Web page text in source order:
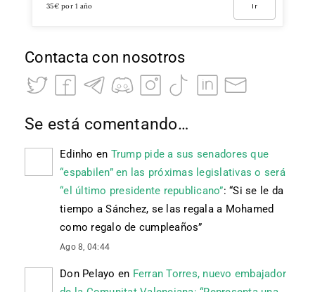
35€ por 1 año Ir
Contacta con nosotros
Se está comentando…
Edinho en Trump pide a sus senadores que
“espabilen” en las próximas legislativas o será
“el último presidente republicano”: “Si se le da
tiempo a Sánchez, se las regala a Mohamed
como regalo de cumpleaños”
Ago 8, 04:44
Don Pelayo en Ferran Torres, nuevo embajador